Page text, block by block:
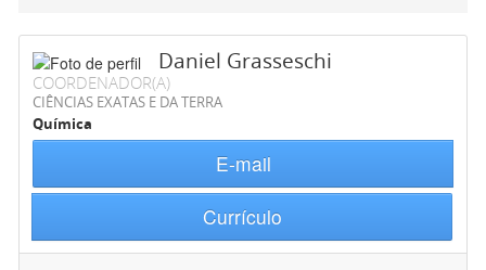
Daniel Grasseschi
COORDENADOR(A)
CIÊNCIAS EXATAS E DA TERRA
Química
E-mail
Currículo